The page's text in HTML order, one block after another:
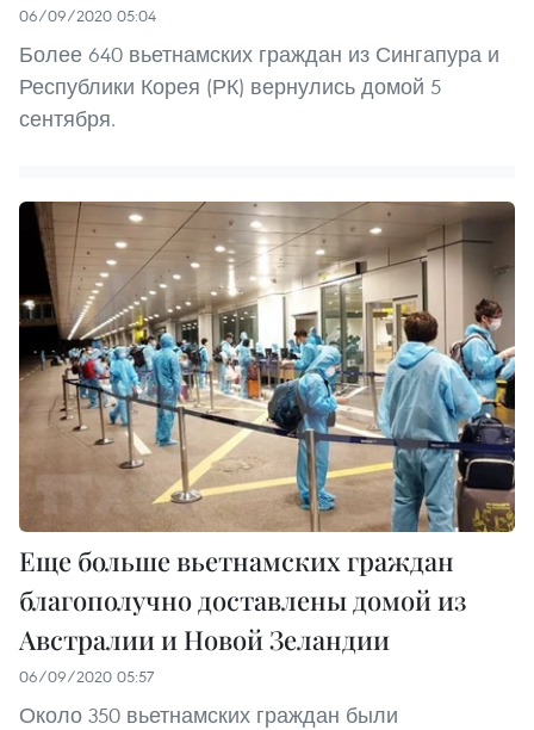
06/09/2020 05:04
Более 640 вьетнамских граждан из Сингапура и
Республики Корея (РК) вернулись домой 5
сентября.
Еще больше вьетнамских граждан
благополучно доставлены домой из
Австралии и Новой Зеландии
06/09/2020 05:57
Около 350 вьетнамских граждан были